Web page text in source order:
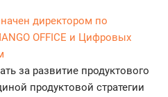
директором по
OFFICE и Цифровых
за развитие продуктового
продуктовой стратегии